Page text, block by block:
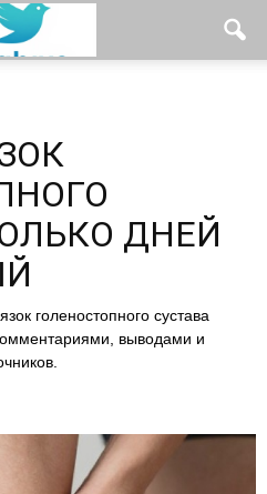
ДНЕЙ
голеностопного сустава
выводами и